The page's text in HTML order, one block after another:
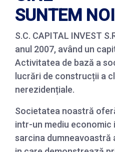
SUNTEM
S.C. CAPITAL INVEST
anul 2007, având un
Activitatea de bază a
lucrări de construcții a
nerezidențiale.
Societatea noastră
intr-un mediu economic
sarcina dumneavoastră